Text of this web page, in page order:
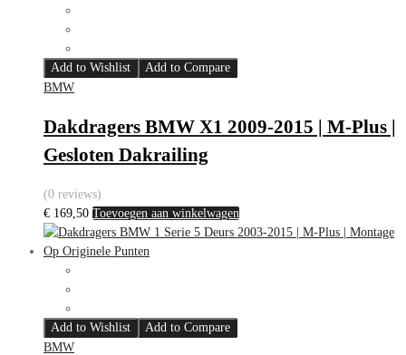
Add to Wishlist
Add to Compare
BMW
Dakdragers BMW X1 2009-2015 | M-Plus |
Gesloten Dakrailing
(0 reviews)
€ 169,50 Toevoegen aan winkelwagen
Add to Wishlist
Add to Compare
BMW